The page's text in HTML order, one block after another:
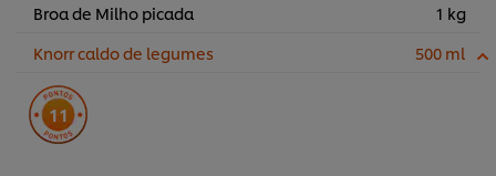
Broa de Milho picada
1 kg
Knorr caldo de legumes
500 ml
11